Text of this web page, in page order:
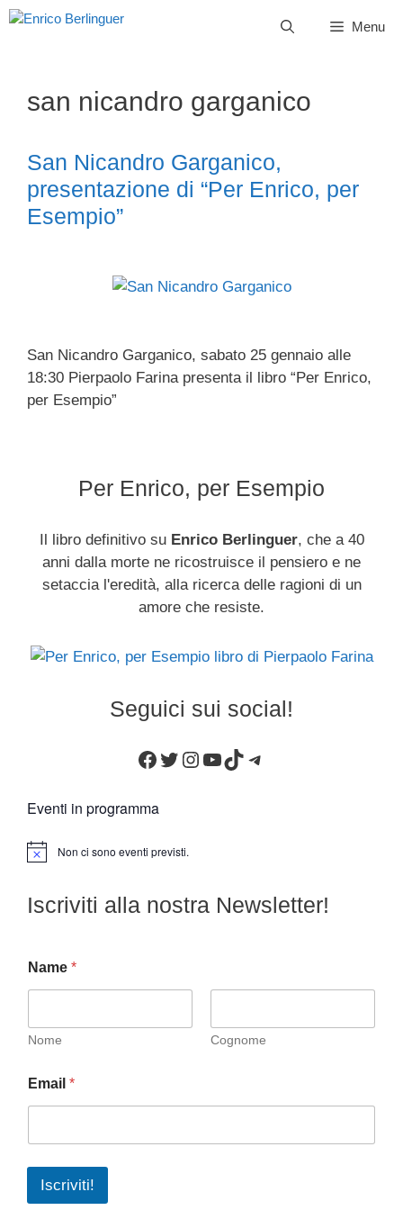
Vai
Menu
san nicandro garganico
San Nicandro Garganico,
presentazione di “Per Enrico, per
Esempio”
San Nicandro Garganico, sabato 25 gennaio alle
18:30 Pierpaolo Farina presenta il libro “Per Enrico,
per Esempio”
Per Enrico, per Esempio
Il libro definitivo su Enrico Berlinguer, che a 40
anni dalla morte ne ricostruisce il pensiero e ne
setaccia l'eredità, alla ricerca delle ragioni di un
amore che resiste.
Seguici sui social!
Facebook
Twitter
Instagram
YouTube
TikTokTelegram
Eventi in programma
N
c
Non ci sono eventi previsti.
Iscriviti alla nostra Newsletter!
Name *
Nome Cognome
Email *
Iscriviti!